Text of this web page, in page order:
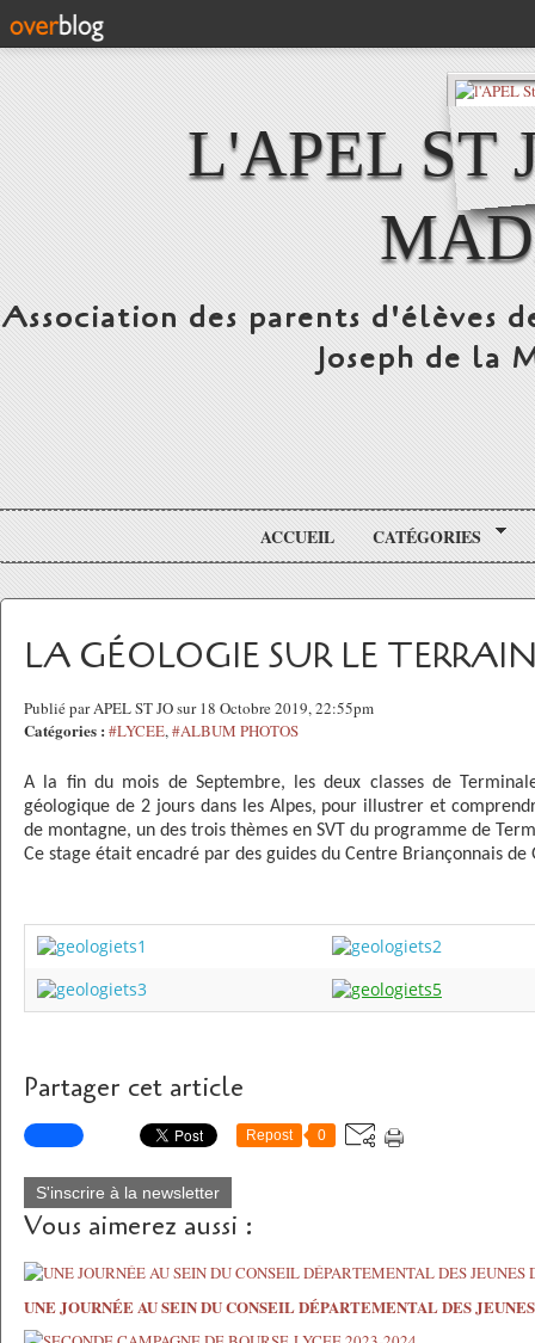
L'APEL ST
Association des parents d'élèves
Joseph de la
ACCUEIL CATÉGORIES
LA GÉOLOGIE SUR LE
Publié par APEL ST JO sur 18 Octobre 2019, 22:55pm
Catégories : #LYCEE,#ALBUM PHOTOS
A la fin du mois de Septembre, les deux classes de
géologique de 2 jours dans les Alpes, pour illustrer et
de montagne, un des trois thèmes en SVT du programme de
Ce stage était encadré par des guides du Centre Briançonnais de
Partager cet article
Repost 0
S'inscrire à la newsletter
Vous aimerez aussi :
UNE JOURNÉE AU SEIN DU CONSEIL DÉPARTEMENTAL DES